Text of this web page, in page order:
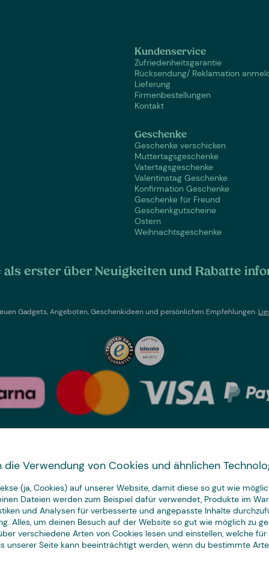
die Verwendung von Cookies und ähnlichen
(ja, Cookies) auf unserer Website, damit diese so gut wie
Dateien werden zum Beispiel dafür verwendet, Produkte im
und Analysen für verbesserte und angepasste Inhalte
Alles, um deinen Besuch auf der Website so gut wie möglich zu
verschiedene Arten von Cookies lesen und einstellen, welche
unserer Seite kann beeinträchtigt werden, wenn du bestimmte
Kundenservice
Zufriedenheitsgarantie
Rücksendung/ Reklamation
Lieferung
Firmenbestellungen
Kontakt
Geschenke
Geschenke verschicken
Muttertagsgeschenke
Vatertagsgeschenke
Valentinstag Geschenke
Konfirmation Geschenke
Geschenke für Freund
Geschenkgutscheine
Ostern
Weihnachtsgeschenke
als erster über Neuigkeiten und Rabatte
Gadgets, Angeboten, Geschenkideen und persönlichen Empfehlungen.
We have
just the thing.